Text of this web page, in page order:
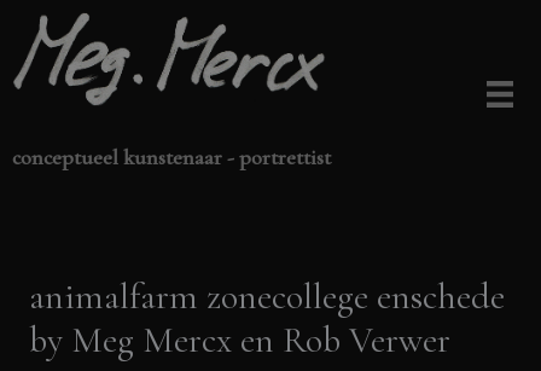
naar
de
conceptueel kunstenaar - portrettist
animalfarm zonecollege enschede
by Meg Mercx en Rob Verwer